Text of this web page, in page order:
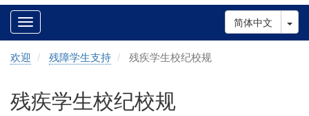
简体中文
欢迎 残障学生支持 残疾学生校纪校规
残疾学生校纪校规